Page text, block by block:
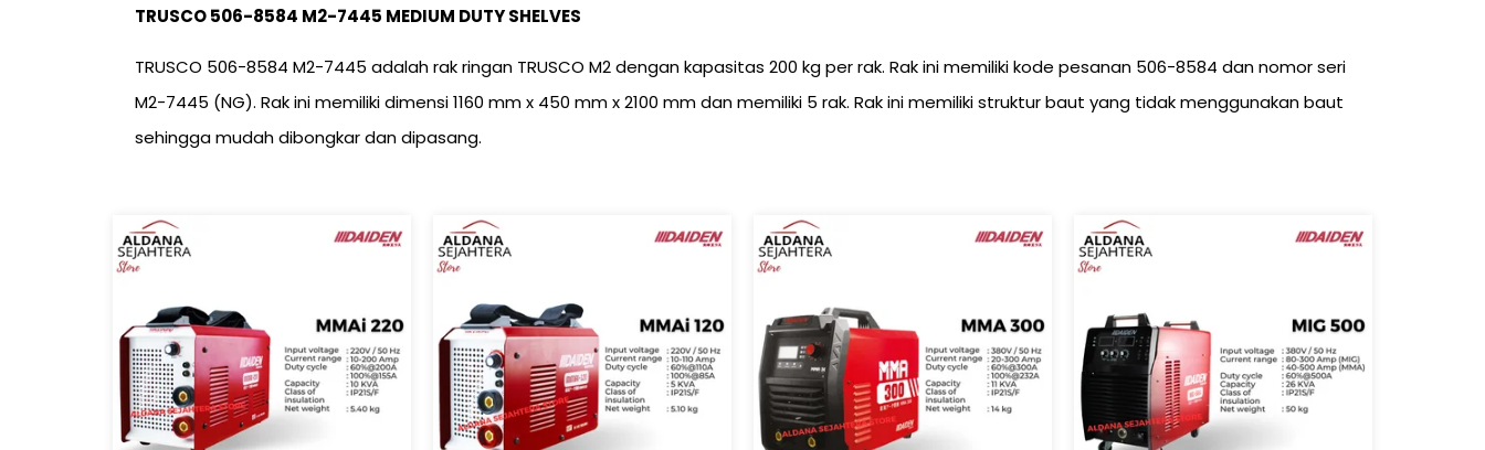
TRUSCO 506-8584 M2-7445 MEDIUM DUTY SHELVES
TRUSCO 506-8584 M2-7445 adalah rak ringan TRUSCO M2 dengan kapasitas 200 kg per rak. Rak ini memiliki kode pesanan 506-8584 dan nomor seri
M2-7445 (NG). Rak ini memiliki dimensi 1160 mm x 450 mm x 2100 mm dan memiliki 5 rak. Rak ini memiliki struktur baut yang tidak menggunakan baut
sehingga mudah dibongkar dan dipasang.